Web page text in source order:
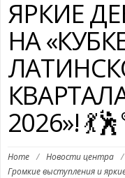
ЯРКИЕ
НА
2026»!
Home / Новости центра /
Громкие выступления и